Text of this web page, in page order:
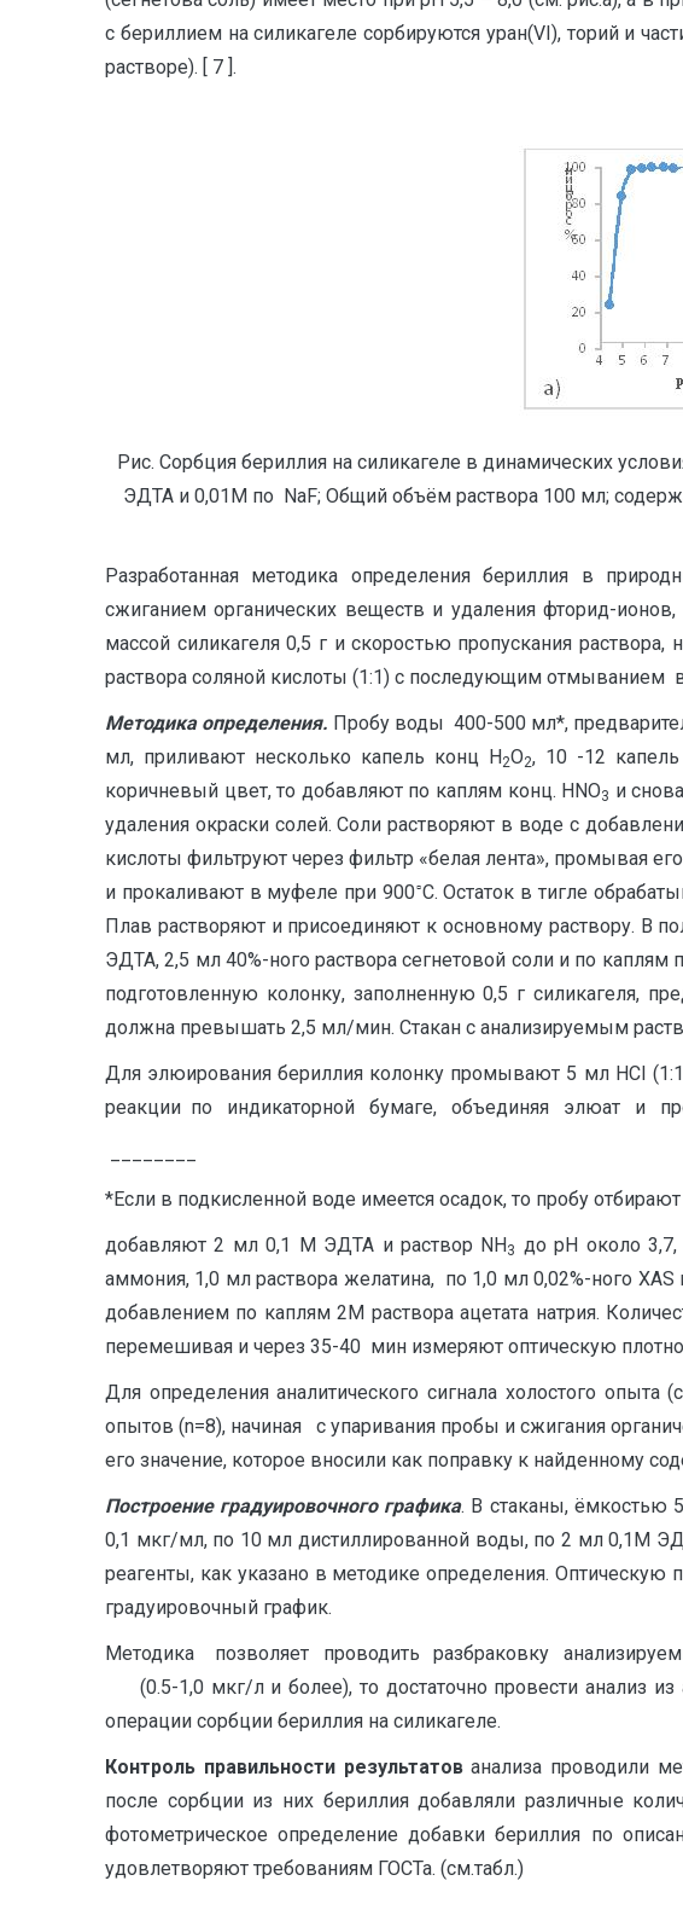
с бериллием на силикагеле сорбируются уран(VI), торий и
растворе). [ 7 ].
Рис. Сорбция бериллия на силикагеле в динамических
ЭДТА и 0,01М по NaF; Общий объём раствора 100 мл;
Разработанная методика определения бериллия в
сжиганием органических веществ и удаления фторид-
массой силикагеля 0,5 г и скоростью пропускания
раствора соляной кислоты (1:1) с последующим отмыванием
Методика определения. Пробу воды 400-500 мл*,
мл, приливают несколько капель конц Н2О2, 10 -12
коричневый цвет, то добавляют по каплям конц. HNO3 и
удаления окраски солей. Соли растворяют в воде с
кислоты фильтруют через фильтр «белая лента», промывая
и прокаливают в муфеле при 900▫С. Остаток в тигле
Плав растворяют и присоединяют к основному раствору. В
ЭДТА, 2,5 мл 40%-ного раствора сегнетовой соли и по
подготовленную колонку, заполненную 0,5 г силикагеля,
должна превышать 2,5 мл/мин. Стакан с анализируемым
Для элюирования бериллия колонку промывают 5 мл HCI
реакции по индикаторной бумаге, объединяя элюат и
*Если в подкисленной воде имеется осадок, то пробу
добавляют 2 мл 0,1 М ЭДТА и раствор NH3 до рН около 3,7,
аммония, 1,0 мл раствора желатина, по 1,0 мл 0,02%-ного
добавлением по каплям 2М раствора ацетата натрия.
перемешивая и через 35-40 мин измеряют оптическую
Для определения аналитического сигнала холостого
опытов (n=8), начиная
с упаривания пробы и сжигания
его значение, которое вносили как поправку к найденному
Построение градуировочного графика. В стаканы, ёмкостью
0,1 мкг/мл, по 10 мл дистиллированной воды, по 2 мл 0,1М
реагенты, как указано в методике определения. Оптическую
градуировочный график.
Методика позволяет проводить разбраковку
(0.5-1,0 мкг/л и более), то достаточно провести анализ
операции сорбции бериллия на силикагеле.
Контроль правильности результатованализа проводили
после сорбции из них бериллия добавляли различные
фотометрическое определение добавки бериллия по
удовлетворяют требованиям ГОСТа. (см.табл.)